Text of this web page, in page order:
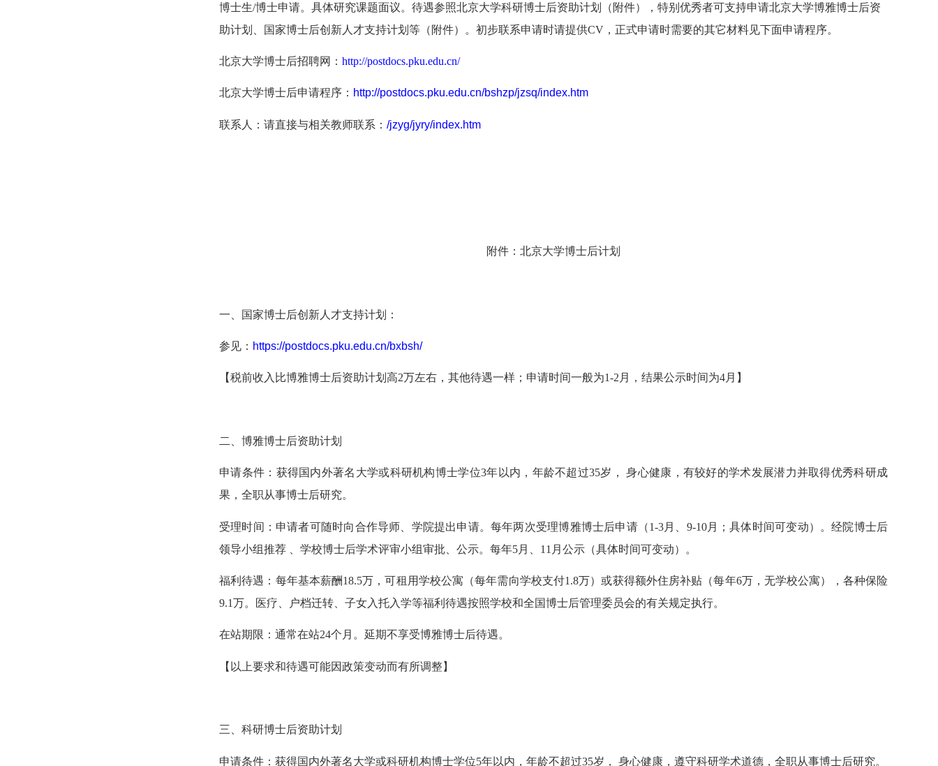
博士生/博士申请。具体研究课题面议。待遇参照北京大学科研博士后资助计划（附件），特别优秀者可支持申请北京大学博雅博士后资
助计划、国家博士后创新人才支持计划等（附件）。初步联系申请时请提供CV，正式申请时需要的其它材料见下面申请程序。
北京大学博士后招聘网： http://postdocs.pku.edu.cn/
北京大学博士后申请程序： http://postdocs.pku.edu.cn/bshzp/jzsq/index.htm
联系人：请直接与相关教师联系： /jzyg/jyry/index.htm
附件：北京大学博士后计划
一、国家博士后创新人才支持计划：
参见： https://postdocs.pku.edu.cn/bxbsh/
【税前收入比博雅博士后资助计划高2万左右，其他待遇一样；申请时间一般为1-2月，结果公示时间为4月】
二、博雅博士后资助计划
申请条件：获得国内外著名大学或科研机构博士学位3年以内，年龄不超过35岁， 身心健康，有较好的学术发展潜力并取得优秀科研成
果，全职从事博士后研究。
受理时间：申请者可随时向合作导师、学院提出申请。每年两次受理博雅博士后申请（1-3月、9-10月；具体时间可变动）。经院博士后
领导小组推荐 、学校博士后学术评审小组审批、公示。每年5月、11月公示（具体时间可变动）。
福利待遇：每年基本薪酬18.5万，可租用学校公寓（每年需向学校支付1.8万）或获得额外住房补贴（每年6万，无学校公寓），各种保险
9.1万。医疗、户档迁转、子女入托入学等福利待遇按照学校和全国博士后管理委员会的有关规定执行。
在站期限：通常在站24个月。延期不享受博雅博士后待遇。
【以上要求和待遇可能因政策变动而有所调整】
三、科研博士后资助计划
申请条件：获得国内外著名大学或科研机构博士学位5年以内，年龄不超过35岁， 身心健康，遵守科研学术道德，全职从事博士后研究。